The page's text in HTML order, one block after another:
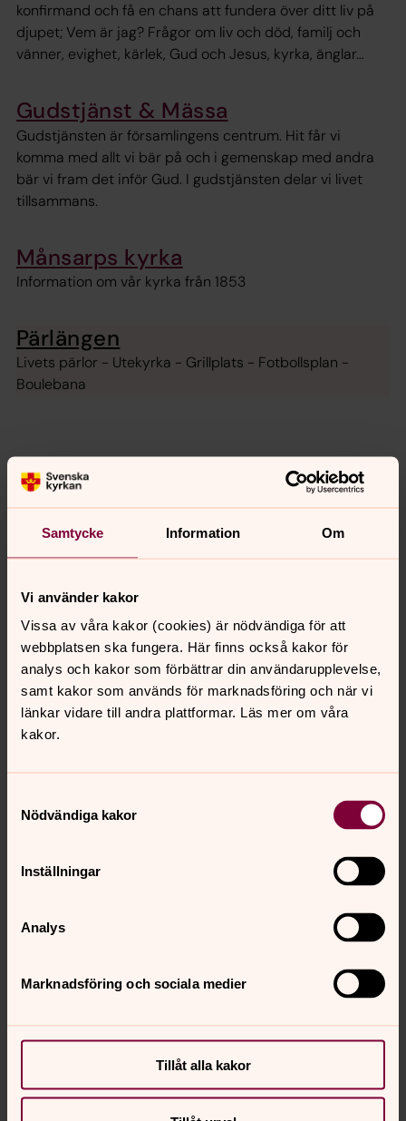
Samtycke Information Om
Vi använder kakor
Vissa av våra kakor (cookies) är nödvändiga för att
webbplatsen ska fungera. Här finns också kakor för
analys och kakor som förbättrar din användarupplevelse,
samt kakor som används för marknadsföring och när vi
länkar vidare till andra plattformar. Läs mer om våra
kakor.
Nödvändiga kakor
Inställningar
Analys
Marknadsföring och sociala medier
Tillåt alla kakor
konfirmand och få en chans att fundera över ditt liv på
djupet; Vem är jag? Frågor om liv och död, familj och
vänner, evighet, kärlek, Gud och Jesus, kyrka, änglar…
Gudstjänst & Mässa
Gudstjänsten är församlingens centrum. Hit får vi
komma med allt vi bär på och i gemenskap med andra
bär vi fram det inför Gud. I gudstjänsten delar vi livet
tillsammans.
Månsarps kyrka
Information om vår kyrka från 1853
Pärlängen
Livets pärlor - Utekyrka - Grillplats - Fotbollsplan -
Boulebana
Församlingsgården
Vad händer?
församling
augusti 2026 Vecka 32
mån
3 4
ons
5
tor
6 7 8 9
Vandringsgrupp
torsdag 6 augusti 2026
Månsarps kyrka
Samling vid parkeringsplats söder om Månsarps
kyrka
Senast ändrad 28 april 2023
innehåll?
mansarp.forsamling@svenskakyrkan.se
Dela